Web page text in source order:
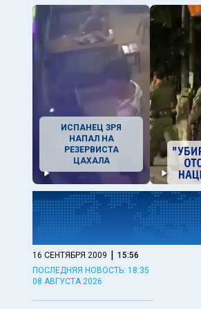
ИСПАНЕЦ ЗРЯ
НАПАЛ НА
РЕЗЕРВИСТА
ЦАХАЛА
16 СЕНТЯБРЯ 2009 | 15:56
ПОСЛЕДНЯЯ НОВОСТЬ: 18:35
08 АВГУСТА 2026